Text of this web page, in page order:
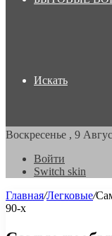
Искать
Воскресенье , 9
Войти
Switch skin
Главная/Легковые/
90-х